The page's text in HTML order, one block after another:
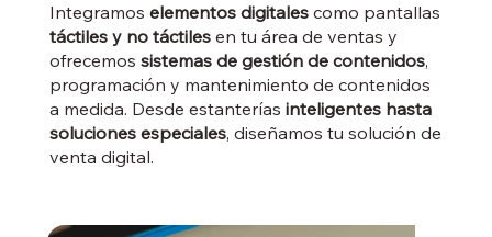
Integramos elementos digitalescomo pantallas
táctiles y no táctilesen tu área de ventas y
ofrecemos sistemas de gestión de contenidos,
programación y mantenimiento de contenidos
a medida. Desde estanterías inteligentes hasta
soluciones especiales, diseñamos tu solución de
venta digital.